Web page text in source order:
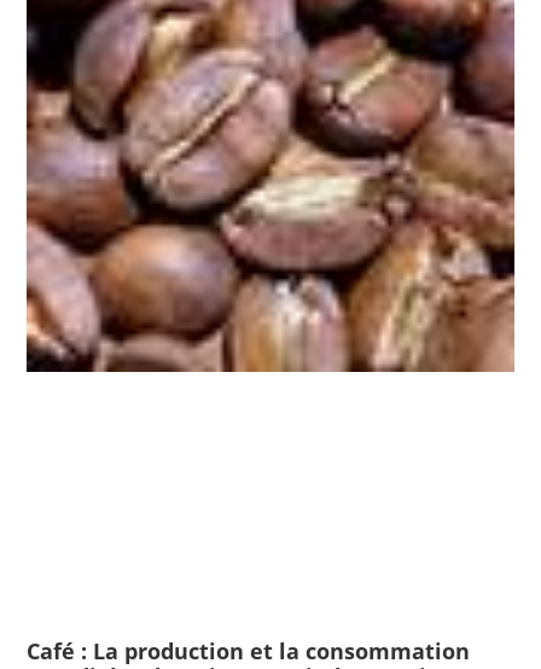
Café : La production et la consommation